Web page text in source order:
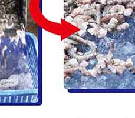
５．嚴禁一人註冊多個帳號或使用他人資
形，恩沛科技股份有限公司將有權停止該
動。